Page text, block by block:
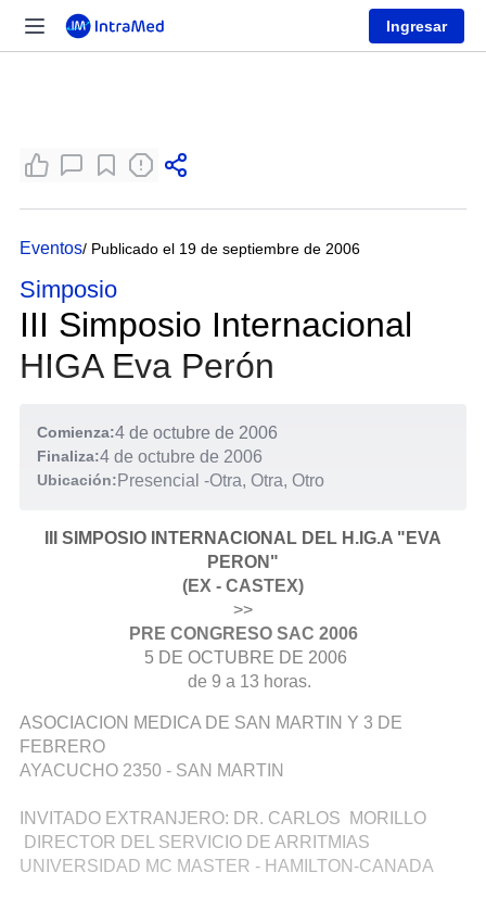
Ingresar
Eventos/ Publicado el 19 de septiembre de 2006
Simposio
III Simposio Internacional
HIGA Eva Perón
Comienza:4 de octubre de 2006
Finaliza:4 de octubre de 2006
Ubicación:Presencial -Otra, Otra, Otro
III SIMPOSIO INTERNACIONAL DEL H.IG.A "EVA
PERON"
(EX - CASTEX)
>>
PRE CONGRESO SAC 2006
5 DE OCTUBRE DE 2006
de 9 a 13 horas.
ASOCIACION MEDICA DE SAN MARTIN Y 3 DE
FEBRERO
AYACUCHO 2350 - SAN MARTIN
INVITADO EXTRANJERO: DR. CARLOS MORILLO
DIRECTOR DEL SERVICIO DE ARRITMIAS
UNIVERSIDAD MC MASTER - HAMILTON-CANADA